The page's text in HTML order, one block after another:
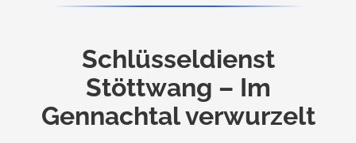
Schlüsseldienst
Stöttwang – Im
Gennachtal verwurzelt